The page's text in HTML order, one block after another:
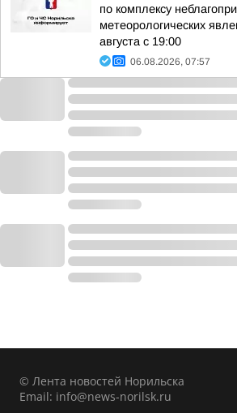
по комплексу
метеорологических
августа с 19:00
06.08.2026, 07:57
© Лента новостей Норильска
Email: info@news-norilsk.ru